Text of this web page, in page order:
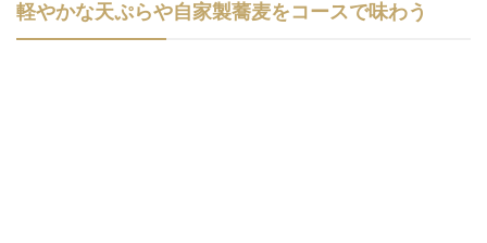
軽やかな天ぷらや自家製蕎麦をコースで味わう